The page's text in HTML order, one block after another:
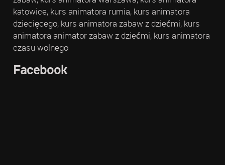
katowice, kurs animatora rumia, kurs animatora
dziecięcego, kurs animatora zabaw z dziećmi, kurs
animatora animator zabaw z dziećmi, kurs animatora
czasu wolnego
Facebook